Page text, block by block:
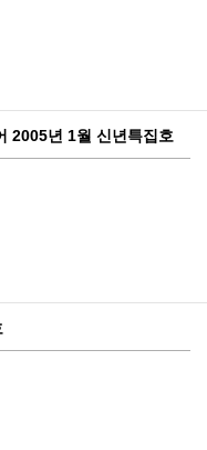
2005년 1월 신년특집호